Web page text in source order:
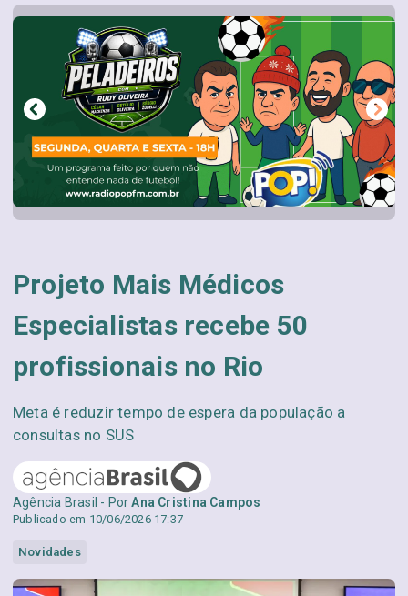
Projeto Mais Médicos
Especialistas recebe 50
profissionais no Rio
Meta é reduzir tempo de espera da população a
consultas no SUS
Agência Brasil - PorAna Cristina Campos
Publicado em 10/06/2026 17:37
Novidades